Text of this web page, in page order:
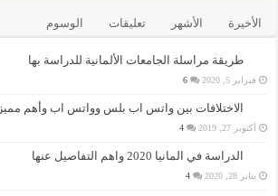
الأخيرة الأشهر تعليقات الوسوم
طريقة مراسلة الجامعات الألمانية للدراسة بها
فبراير 5, 2020 6
الاختلافات بين واتس اب بلس وواتس اب وأهم
أكتوبر 27, 2019 4
الدراسة في المانيا 2020 واهم التفاصيل عنها
يناير 28, 2020 4